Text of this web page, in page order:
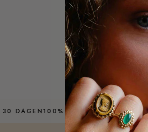
DAGEN100% GERECYCLED GOUD